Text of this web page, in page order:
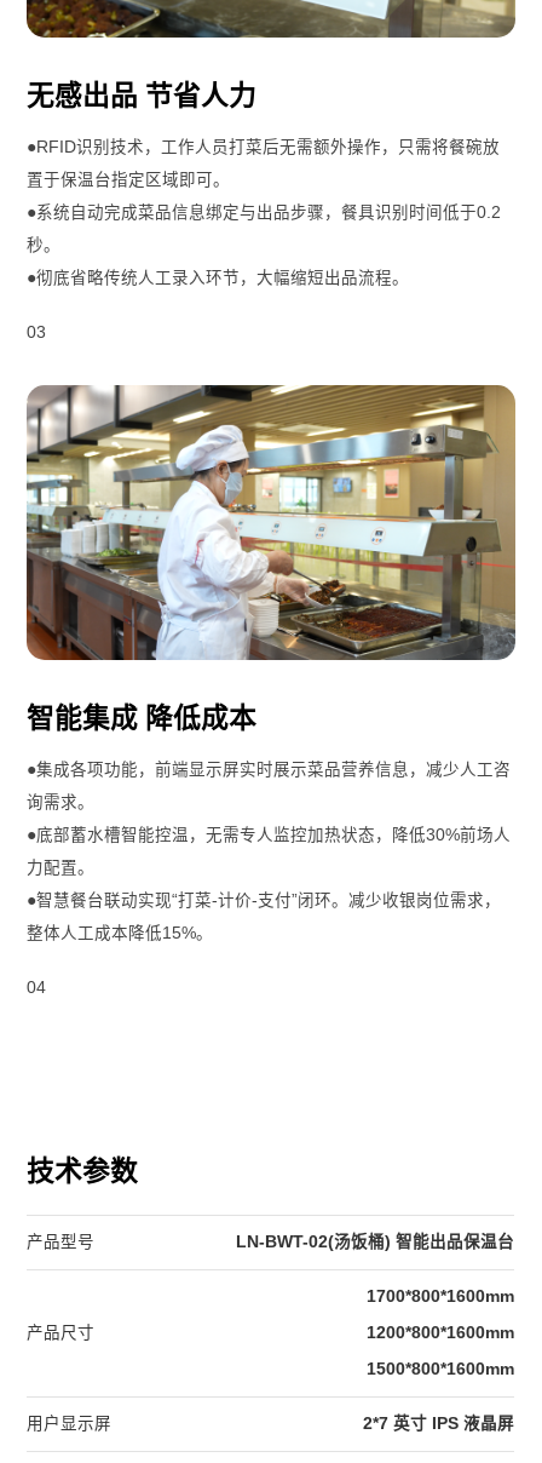
无感出品 节省人力
●RFID识别技术，​工作人员打菜后无需额外操作，只需将餐碗放
置于保温台指定区域即可。
●系统自动完成菜品信息绑定与出品步骤，餐具识别时间低于0.2
秒。
●彻底省略传统人工录入环节，大幅缩短出品流程。
03
​智能集成 降低成本
●集成各项功能，前端显示屏实时展示菜品营养信息，减少人工咨
询需求。
●底部蓄水槽智能控温，无需专人监控加热状态，降低30%前场人
力配置。
●智慧餐台联动实现“打菜-计价-支付”闭环。减少收银岗位需求，
整体人工成本降低15%。
04
技术参数
产品型号 LN-BWT-02(汤饭桶) 智能出品保温台
产品尺寸
1700*800*1600mm
1200*800*1600mm
1500*800*1600mm
用户显示屏 2*7 英寸 IPS 液晶屏